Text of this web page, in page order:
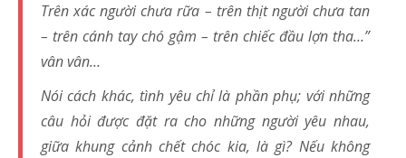
Trên xác người chưa rữa – trên thịt người chưa tan
– trên cánh tay chó gậm – trên chiếc đầu lợn tha…”
vân vân…
Nói cách khác, tình yêu chỉ là phần phụ; với những
câu hỏi được đặt ra cho những người yêu nhau,
giữa khung cảnh chết chóc kia, là gì? Nếu không